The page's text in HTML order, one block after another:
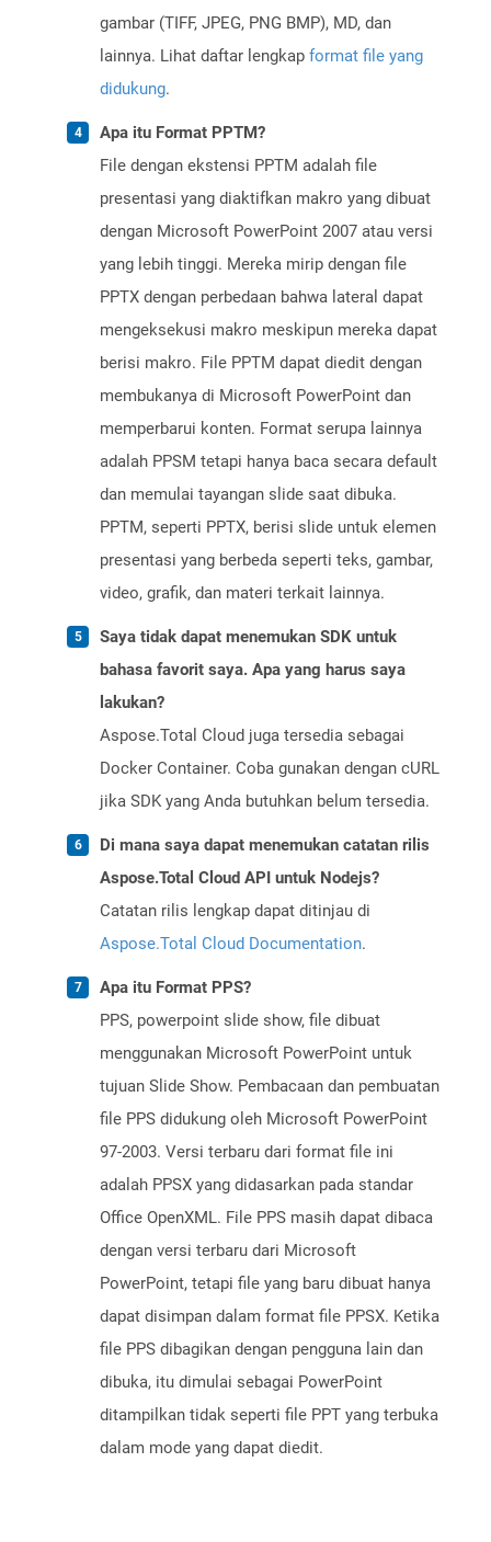
gambar (TIFF, JPEG, PNG BMP), MD, dan
lainnya. Lihat daftar lengkap format file yang
didukung.
Apa itu Format PPTM?
File dengan ekstensi PPTM adalah file
presentasi yang diaktifkan makro yang dibuat
dengan Microsoft PowerPoint 2007 atau versi
yang lebih tinggi. Mereka mirip dengan file
PPTX dengan perbedaan bahwa lateral dapat
mengeksekusi makro meskipun mereka dapat
berisi makro. File PPTM dapat diedit dengan
membukanya di Microsoft PowerPoint dan
memperbarui konten. Format serupa lainnya
adalah PPSM tetapi hanya baca secara default
dan memulai tayangan slide saat dibuka.
PPTM, seperti PPTX, berisi slide untuk elemen
presentasi yang berbeda seperti teks, gambar,
video, grafik, dan materi terkait lainnya.
Saya tidak dapat menemukan SDK untuk
bahasa favorit saya. Apa yang harus saya
lakukan?
Aspose.Total Cloud juga tersedia sebagai
Docker Container. Coba gunakan dengan cURL
jika SDK yang Anda butuhkan belum tersedia.
Di mana saya dapat menemukan catatan rilis
Aspose.Total Cloud API untuk Nodejs?
Catatan rilis lengkap dapat ditinjau di
Aspose.Total Cloud Documentation.
Apa itu Format PPS?
PPS, powerpoint slide show, file dibuat
menggunakan Microsoft PowerPoint untuk
tujuan Slide Show. Pembacaan dan pembuatan
file PPS didukung oleh Microsoft PowerPoint
97-2003. Versi terbaru dari format file ini
adalah PPSX yang didasarkan pada standar
Office OpenXML. File PPS masih dapat dibaca
dengan versi terbaru dari Microsoft
PowerPoint, tetapi file yang baru dibuat hanya
dapat disimpan dalam format file PPSX. Ketika
file PPS dibagikan dengan pengguna lain dan
dibuka, itu dimulai sebagai PowerPoint
ditampilkan tidak seperti file PPT yang terbuka
dalam mode yang dapat diedit.